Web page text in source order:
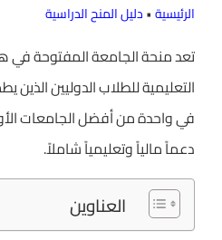
الرئيسية•دليل المنح الدراسية
تعد منحة الجامعة المفتوحة في
التعليمية للطلاب الدوليين
في واحدة من أفضل الجامعات
دعماً مالياً وتعليمياً شاملاً.
العناوين